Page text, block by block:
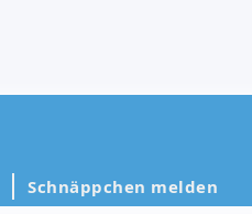
Schnäppchen melden